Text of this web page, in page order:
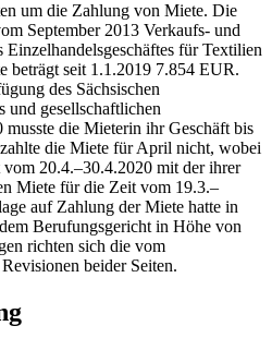
um die Zahlung von Miete. Die
September 2013 Verkaufs- und
für Textilien
beträgt seit 1.1.2019 7.854 EUR.
des Sächsischen
und gesellschaftlichen
die Mieterin ihr Geschäft bis
die Miete für April nicht, wobei
20.4.–30.4.2020 mit der ihrer
Miete für die Zeit vom 19.3.–
auf Zahlung der Miete hatte in
Berufungsgericht in Höhe von
richten sich die vom
beider Seiten.